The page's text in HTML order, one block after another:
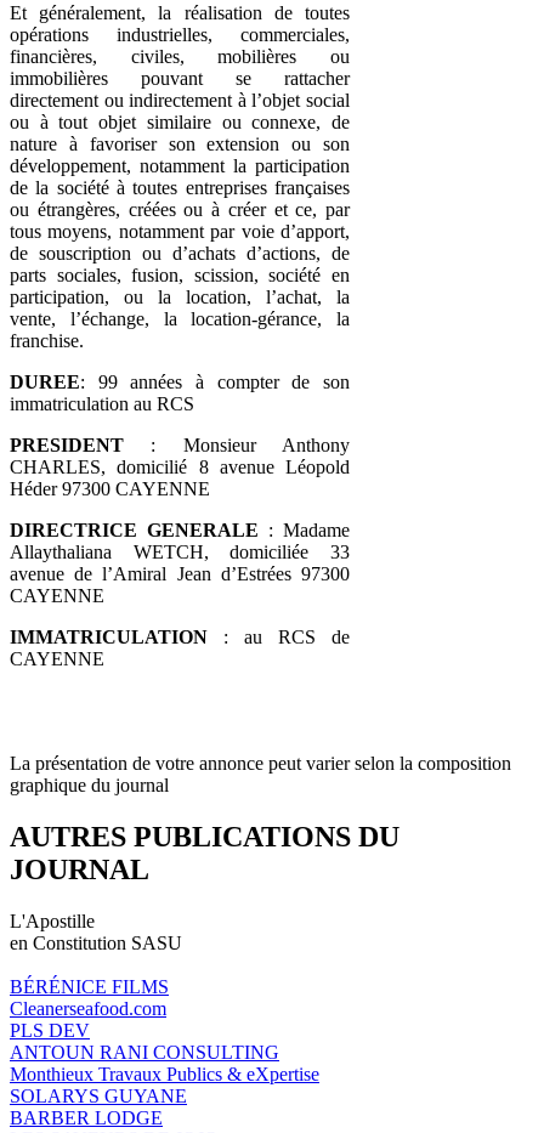
Et généralement, la réalisation de toutes
opérations industrielles, commerciales,
financières, civiles, mobilières ou
immobilières pouvant se rattacher
directement ou indirectement à l’objet social
ou à tout objet similaire ou connexe, de
nature à favoriser son extension ou son
développement, notamment la participation
de la société à toutes entreprises françaises
ou étrangères, créées ou à créer et ce, par
tous moyens, notamment par voie d’apport,
de souscription ou d’achats d’actions, de
parts sociales, fusion, scission, société en
participation, ou la location, l’achat, la
vente, l’échange, la location-gérance, la
franchise.
DUREE: 99 années à compter de son
immatriculation au RCS
PRESIDENT : Monsieur Anthony
CHARLES, domicilié 8 avenue Léopold
Héder 97300 CAYENNE
DIRECTRICE GENERALE : Madame
Allaythaliana WETCH, domiciliée 33
avenue de l’Amiral Jean d’Estrées 97300
CAYENNE
IMMATRICULATION : au RCS de
CAYENNE
La présentation de votre annonce peut varier selon la composition
graphique du journal
AUTRES PUBLICATIONS DU
JOURNAL
L'Apostille
en Constitution SASU
BÉRÉNICE FILMS
Cleanerseafood.com
PLS DEV
ANTOUN RANI CONSULTING
Monthieux Travaux Publics & eXpertise
SOLARYS GUYANE
BARBER LODGE